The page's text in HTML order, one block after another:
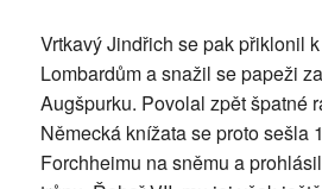
Vrtkavý Jindřich se pak přiklonil
Lombardům a snažil se papeži
Augšpurku. Povolal zpět špatné
Německá knížata se proto sešla
Forchheimu na sněmu a